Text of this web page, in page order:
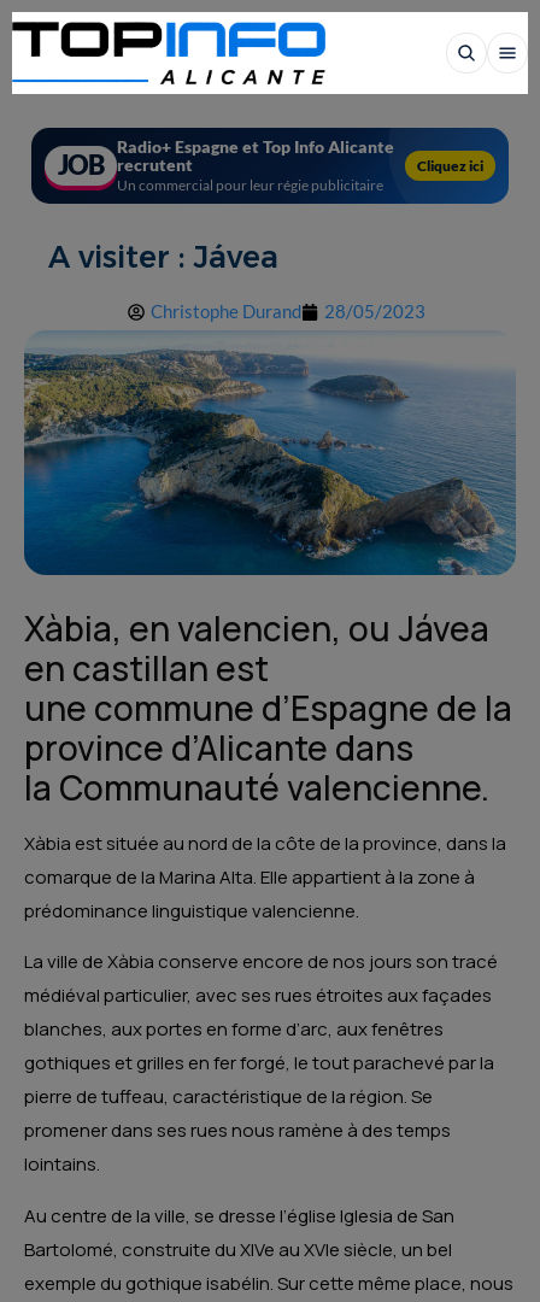
JOB
Radio+ Espagne et Top Info Alicante
recrutent
Un commercial pour leur régie publicitaire
Cliquez ici
A visiter : Jávea
Christophe Durand 28/05/2023
Xàbia, envalencien, ou Jávea
en castillan est
une commune d’Espagne de la
province d’Alicante dans
la Communauté valencienne.
Xàbia est située au nord de la côte de la province, dans la
comarque de la Marina Alta. Elle appartient à la zone à
prédominance linguistiquevalencienne.
La ville de Xàbia conserve encore de nos jours sontracé
médiévalparticulier, avec ses rues étroites aux façades
blanches, aux portes en forme d’arc, aux fenêtres
gothiques et grilles en fer forgé, le tout parachevé par la
pierre de tuffeau, caractéristique de la région. Se
promener dans ses rues nous ramène à des temps
lointains.
Au centre de la ville, se dresse l’église Iglesia de San
Bartolomé, construite du XIVe au XVIe siècle, un bel
exemple du gothique isabélin. Sur cette même place, nous